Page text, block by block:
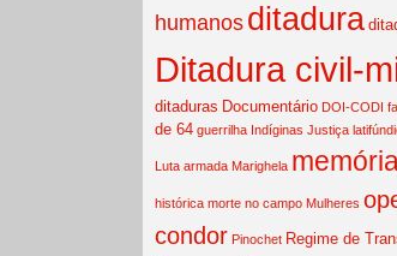
humanos ditadura
Ditadura civil-
ditaduras Documentário DOI-CODI
de 64 guerrilha Indíginas Justiça
Luta armada Marighela
histórica morte no campo Mulheres
condor Pinochet Regime de